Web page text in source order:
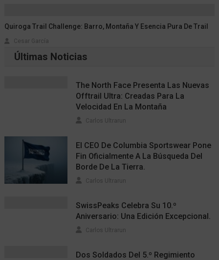
Quiroga Trail Challenge: Barro, Montaña Y Esencia Pura De Trail
Cesar García
Últimas Noticias
The North Face Presenta Las Nuevas
Offtrail Ultra: Creadas Para La
Velocidad En La Montaña
Carlos Ultrarun
El CEO De Columbia Sportswear Pone
Fin Oficialmente A La Búsqueda Del
Borde De La Tierra.
Carlos Ultrarun
SwissPeaks Celebra Su 10.º
Aniversario: Una Edición Excepcional.
Carlos Ultrarun
Dos Soldados Del 5.º Regimiento